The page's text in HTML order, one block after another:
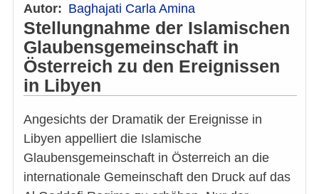
Autor Baghajati Carla Amina
Stellungnahme der Islamischen
Glaubensgemeinschaft in
Österreich zu den Ereignissen
in Libyen
Angesichts der Dramatik der Ereignisse in
Libyen appelliert die Islamische
Glaubensgemeinschaft in Österreich an die
internationale Gemeinschaft den Druck auf das